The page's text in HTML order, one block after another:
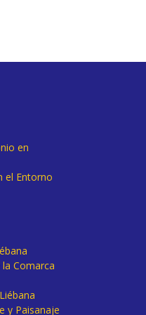
en
el Entorno
Comarca
y Paisanaje